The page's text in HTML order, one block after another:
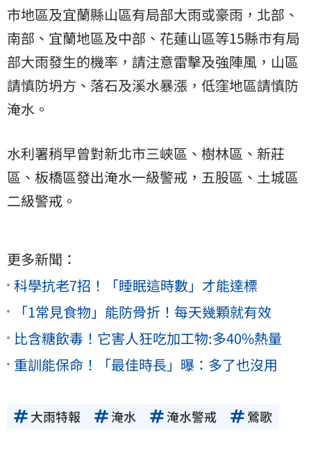
市地區及宜蘭縣山區有局部大雨或豪雨，北部、
南部、宜蘭地區及中部、花蓮山區等15縣市有局
部大雨發生的機率，請注意雷擊及強陣風，山區
請慎防坍方、落石及溪水暴漲，低窪地區請慎防
淹水。
水利署稍早曾對新北市三峽區、樹林區、新莊
區、板橋區發出淹水一級警戒，五股區、土城區
二級警戒。
更多新聞：
科學抗老7招！「睡眠這時數」才能達標
「1常見食物」能防骨折！每天幾顆就有效
比含糖飲毒！它害人狂吃加工物:多40%熱量
重訓能保命！「最佳時長」曝：多了也沒用
大雨特報 淹水 淹水警戒 鶯歌